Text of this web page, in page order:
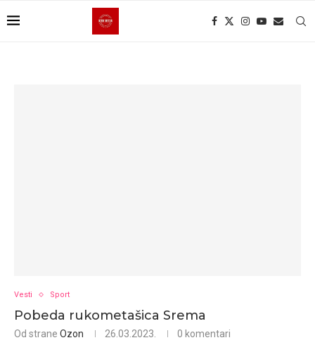
Vesti Sport
Pobeda rukometašica Srema
Od strane Ozon 26.03.2023. 0 komentari